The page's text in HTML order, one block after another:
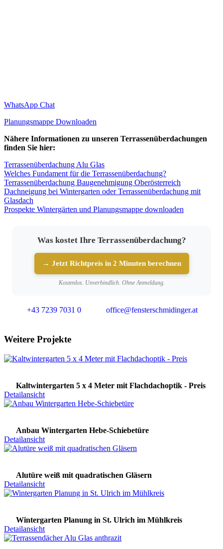
WhatsApp Chat
Planungsmappe Downloaden
Nähere Informationen zu unseren Terrassenüberdachungen
finden Sie hier:
Terrassenüberdachung Alu Glas
Welches Fundament für die Terrassenüberdachung?
Terrassenüberdachung Baugenehmigung Oberösterreich
Dachneigung bei Wintergarten oder Terrassenüberdachung mit
Glasdach
Prospekte Wintergärten und Planungsmappe downloaden
Was kostet Ihre Terrassenüberdachung?
→ Jetzt Richtpreis in 2 Minuten berechnen
Kostenlos. Unverbindlich. Ohne Anmeldung.
+43 7239 7031 0 office@fensterschmidinger.at
Weitere Projekte
Kaltwintergarten 5 x 4 Meter mit Flachdachoptik - Preis
Detailansicht
Anbau Wintergarten Hebe-Schiebetüre
Detailansicht
Alutüre weiß mit quadratischen Gläsern
Detailansicht
Wintergarten Planung in St. Ulrich im Mühlkreis
Detailansicht